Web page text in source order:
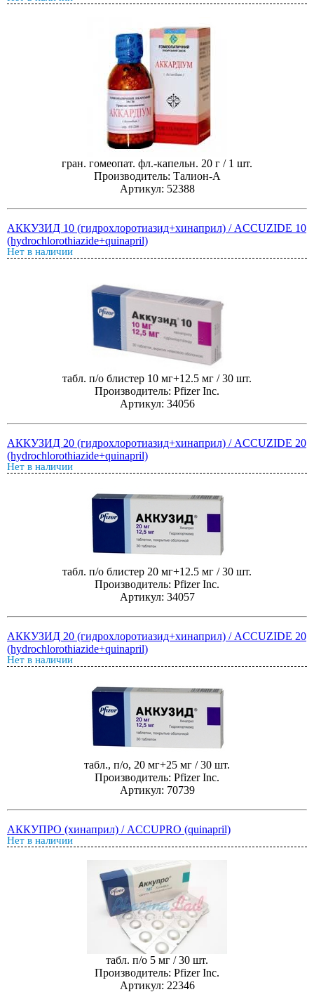
гран. гомеопат. фл.-капельн. 20 г / 1 шт.
Производитель: Талион-А
Артикул: 52388
АККУЗИД 10 (гидрохлоротиазид+хинаприл) / ACCUZIDE 10
(hydrochlorothiazide+quinapril)
Нет в наличии
табл. п/о блистер 10 мг+12.5 мг / 30 шт.
Производитель: Pfizer Inc.
Артикул: 34056
АККУЗИД 20 (гидрохлоротиазид+хинаприл) / ACCUZIDE 20
(hydrochlorothiazide+quinapril)
Нет в наличии
табл. п/о блистер 20 мг+12.5 мг / 30 шт.
Производитель: Pfizer Inc.
Артикул: 34057
АККУЗИД 20 (гидрохлоротиазид+хинаприл) / ACCUZIDE 20
(hydrochlorothiazide+quinapril)
Нет в наличии
табл., п/о, 20 мг+25 мг / 30 шт.
Производитель: Pfizer Inc.
Артикул: 70739
АККУПРО (хинаприл) / ACCUPRO (quinapril)
Нет в наличии
табл. п/о 5 мг / 30 шт.
Производитель: Pfizer Inc.
Артикул: 22346